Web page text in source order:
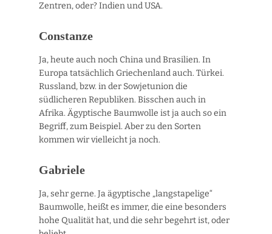
Zentren, oder? Indien und USA.
Constanze
Ja, heute auch noch China und Brasilien. In
Europa tatsächlich Griechenland auch. Türkei.
Russland, bzw. in der Sowjetunion die
südlicheren Republiken. Bisschen auch in
Afrika. Ägyptische Baumwolle ist ja auch so ein
Begriff, zum Beispiel. Aber zu den Sorten
kommen wir vielleicht ja noch.
Gabriele
Ja, sehr gerne. Ja ägyptische „langstapelige“
Baumwolle, heißt es immer, die eine besonders
hohe Qualität hat, und die sehr begehrt ist, oder